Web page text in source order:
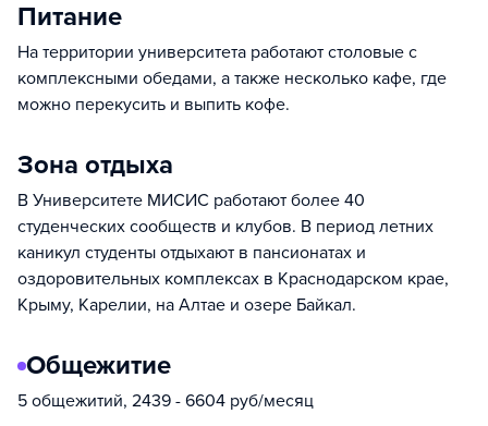
Питание
На территории университета работают столовые с
комплексными обедами, а также несколько кафе, где
можно перекусить и выпить кофе.
Зона отдыха
В Университете МИСИС работают более 40
студенческих сообществ и клубов. В период летних
каникул студенты отдыхают в пансионатах и
оздоровительных комплексах в Краснодарском крае,
Крыму, Карелии, на Алтае и озере Байкал.
Общежитие
5 общежитий, 2439 - 6604 руб/месяц